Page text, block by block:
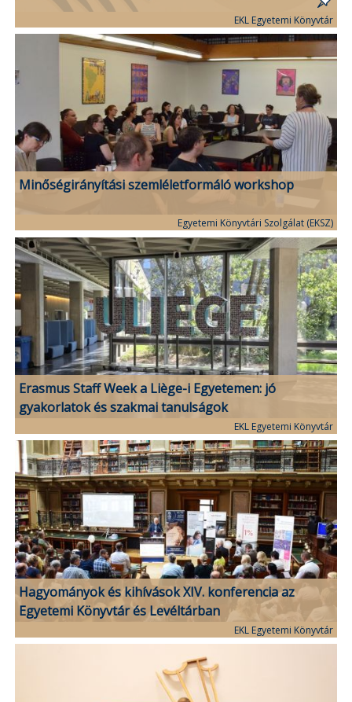
EKL Egyetemi Könyvtár
Minőségirányítási szemléletformáló workshop
Egyetemi Könyvtári Szolgálat (EKSZ)
Erasmus Staff Week a Liège-i Egyetemen: jó
gyakorlatok és szakmai tanulságok
EKL Egyetemi Könyvtár
Hagyományok és kihívások XIV. konferencia az
Egyetemi Könyvtár és Levéltárban
EKL Egyetemi Könyvtár